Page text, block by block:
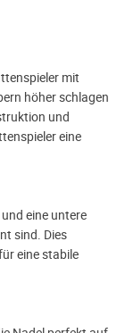
mit
höher schlagen
und
eine
eine untere
sind. Dies
eine stabile